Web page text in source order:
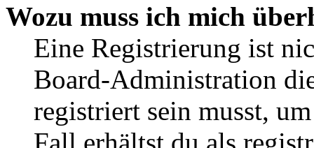
Wozu muss ich mich
Eine Registrierung ist
Board-Administration
registriert sein musst,
Fall erhältst du als